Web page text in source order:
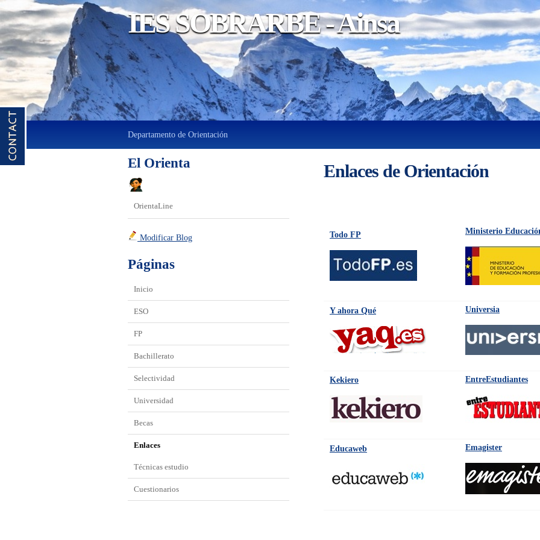
IES SOBRARBE - Ainsa
Departamento de Orientación
El Orienta
OrientaLine
Modificar Blog
Páginas
Inicio
ESO
FP
Bachillerato
Selectividad
Universidad
Becas
Enlaces
Técnicas estudio
Cuestionarios
Enlaces de Orientación
Todo FP Ministerio
Y ahora Qué Universia
Kekiero EntreEstudiantes
Educaweb Emagister